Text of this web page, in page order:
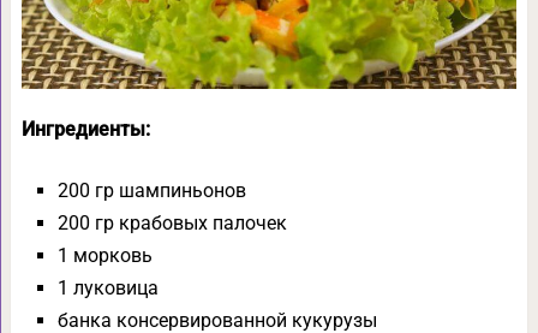
Ингредиенты:
200 гр шампиньонов
200 гр крабовых палочек
1 морковь
1 луковица
банка консервированной кукурузы